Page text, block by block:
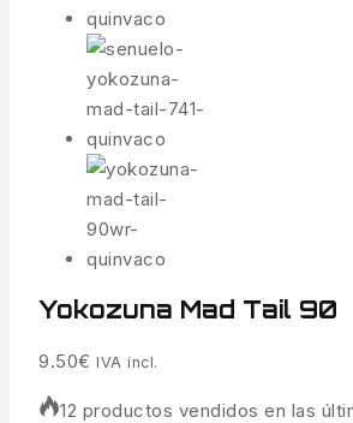
Yokozuna Mad Tail 90
9.50€ IVA incl.
12 productos vendidos en las